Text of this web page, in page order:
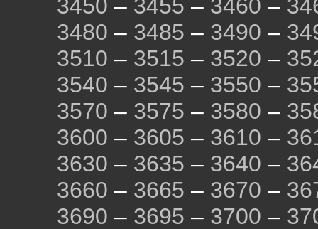
3450 – 3455 – 3460 –
3480 – 3485 – 3490 –
3510 – 3515 – 3520 –
3540 – 3545 – 3550 –
3570 – 3575 – 3580 –
3600 – 3605 – 3610 –
3630 – 3635 – 3640 –
3660 – 3665 – 3670 –
3690 – 3695 – 3700 –